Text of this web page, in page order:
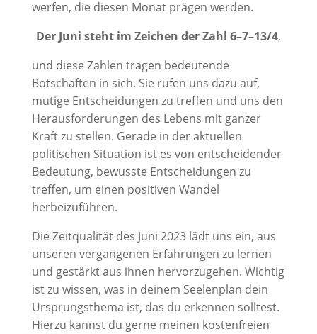
werfen, die diesen Monat prägen werden.
Der Juni steht im Zeichen der Zahl 6–7–13/4,
und diese Zahlen tragen bedeutende
Botschaften in sich. Sie rufen uns dazu auf,
mutige Entscheidungen zu treffen und uns den
Herausforderungen des Lebens mit ganzer
Kraft zu stellen. Gerade in der aktuellen
politischen Situation ist es von entscheidender
Bedeutung, bewusste Entscheidungen zu
treffen, um einen positiven Wandel
herbeizuführen.
Die Zeitqualität des Juni 2023 lädt uns ein, aus
unseren vergangenen Erfahrungen zu lernen
und gestärkt aus ihnen hervorzugehen. Wichtig
ist zu wissen, was in deinem Seelenplan dein
Ursprungsthema ist, das du erkennen solltest.
Hierzu kannst du gerne meinen kostenfreien